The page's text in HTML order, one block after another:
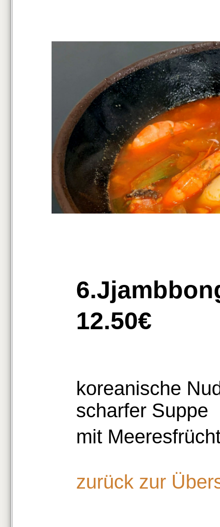
12.50€
koreanische
scharfer Suppe
mit
zurück zur